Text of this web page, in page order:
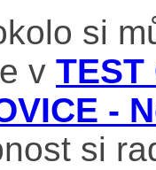
si
v
-
si